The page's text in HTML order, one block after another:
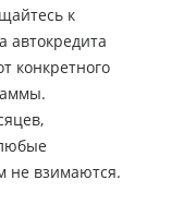
к
автокредита
конкретного
не взимаются.